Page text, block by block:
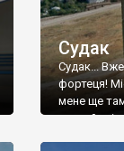
Судак
Судак...
фортеця!
мене ще
принаймні